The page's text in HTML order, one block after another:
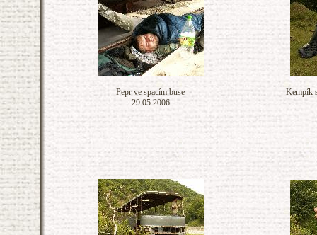
Pepr ve spacím buse
29.05.2006
Kempík